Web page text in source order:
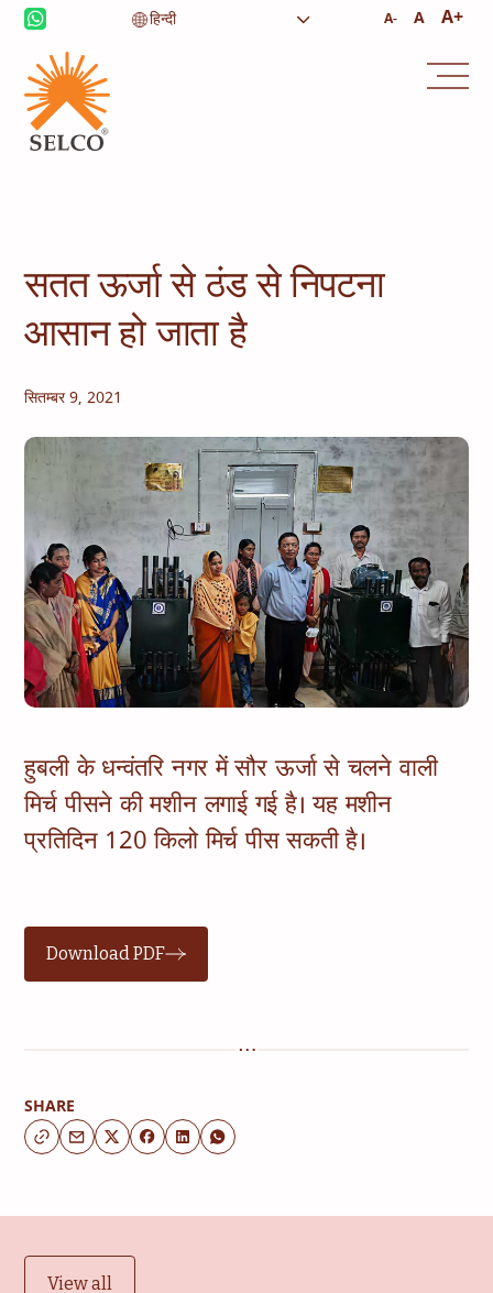
A- A A+
आजीविका
समुदाय
सतत ऊर्जा से ठंड से निपटना
आसान हो जाता है
सितम्बर 9, 2021
हुबली के धन्वंतरि नगर में सौर ऊर्जा से चलने वाली
मिर्च पीसने की मशीन लगाई गई है। यह मशीन
प्रतिदिन 120 किलो मिर्च पीस सकती है।
Download PDF
SHARE
View all